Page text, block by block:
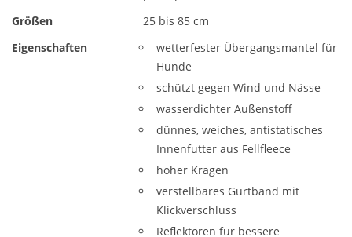
Größen
25 bis 85 cm
Eigenschaften
wetterfester Übergangsmantel für
Hunde
schützt gegen Wind und Nässe
wasserdichter Außenstoff
dünnes, weiches, antistatisches
Innenfutter aus Fellfleece
hoher Kragen
verstellbares Gurtband mit
Klickverschluss
Reflektoren für bessere